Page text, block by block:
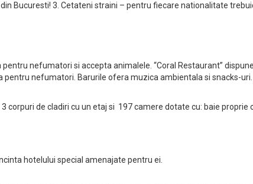
Bucuresti! 3. Cetateni straini – pentru fiecare nationalitate
pentru nefumatori si accepta animalele. “Coral Restaurant”
pentru nefumatori. Barurile ofera muzica ambientala si snacks-uri.
corpuri de cladiri cu un etaj si 197 camere dotate cu: baie
hotelului special amenajate pentru ei.